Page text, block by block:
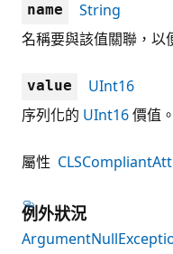
name
String
名稱要與該值關聯，以
value
UInt16
序列化的 UInt16價值。
屬性
例外狀況